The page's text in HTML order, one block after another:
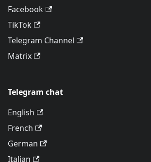
Facebook
TikTok
Telegram Channel
Matrix
Telegram chat
English
French
German
Italian